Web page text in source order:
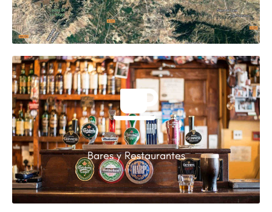
Bares y Restaurantes